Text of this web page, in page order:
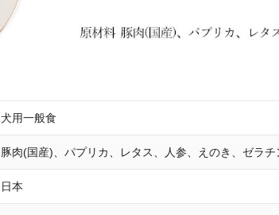
犬用一般食
豚肉(国産)、パプリカ、レタス、人参、えのき、ゼラ
日本